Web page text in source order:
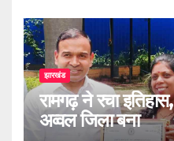
झारखंड
रामगढ़ ने रचा
अव्वल जिला बना